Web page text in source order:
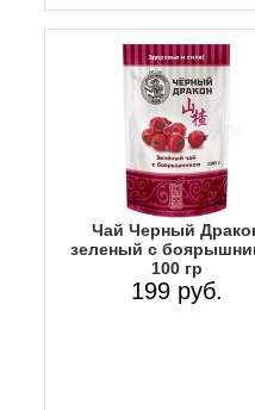
Чай Черный
зеленый с
100 гр
199 руб.